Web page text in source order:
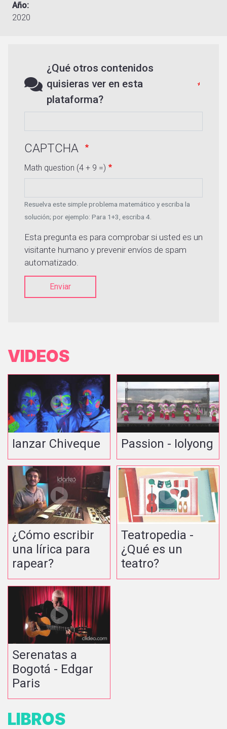
Año
2020
¿Qué otros contenidos
quisieras ver en esta
plataforma?
CAPTCHA
Math question (4 + 9 =)
Resuelva este simple problema matemático y escriba la
solución; por ejemplo: Para 1+3, escriba 4.
Esta pregunta es para comprobar si usted es un
visitante humano y prevenir envíos de spam
automatizado.
Enviar
VIDEOS
Ianzar Chiveque Passion - Iolyong
¿Cómo escribir
una lírica para
rapear?
Teatropedia -
¿Qué es un
teatro?
Serenatas a
Bogotá - Edgar
Paris
LIBROS